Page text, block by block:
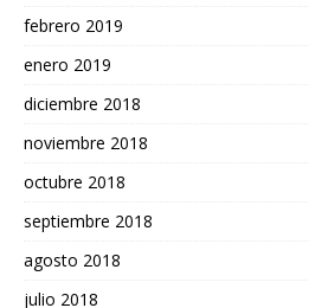
febrero 2019
enero 2019
diciembre 2018
noviembre 2018
octubre 2018
septiembre 2018
agosto 2018
julio 2018